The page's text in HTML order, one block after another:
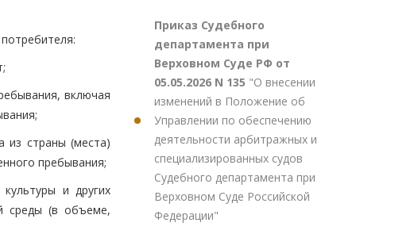
включая
из страны (места)
пребывания;
и других
среды (в объеме,
Приказ Судебного
департамента при
Верховном Суде РФ от
05.05.2026 N 135 "О внесении
изменений в Положение об
Управлении по обеспечению
деятельности арбитражных и
специализированных судов
Судебного департамента при
Верховном Суде Российской
Федерации"